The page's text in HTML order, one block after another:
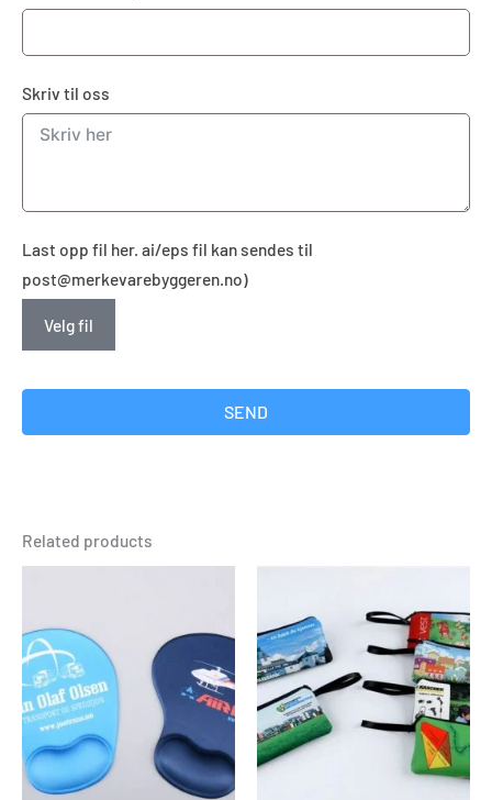
Skriv til oss
Last opp fil her. ai/eps fil kan sendes til
post@merkevarebyggeren.no)
Velg fil
SEND
Related products